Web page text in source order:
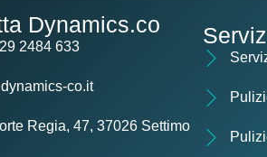
Dynamics.co
2484 633
co.it
Regia, 47, 37026 Settimo